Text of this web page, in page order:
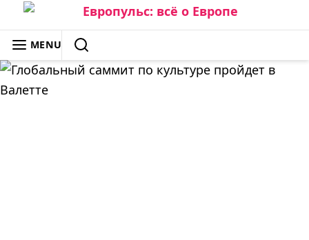
Skip
to
content
ЕВРОПУЛЬС: ВСЁ О ЕВРОПЕ
MENU
SEARCH